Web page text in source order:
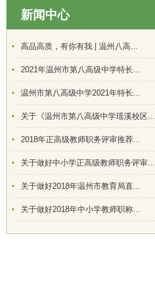
新闻中心
高品高质，有你有我 | 温州八高...
2021年温州市第八高级中学特长...
温州市第八高级中学2021年特长...
关于《温州市第八高级中学瑶溪校区...
2018年正高级教师职务评审推荐...
关于做好中小学正高级教师职务评审...
关于做好2018年温州市教育局直...
关于做好2018年中小学教师职称...